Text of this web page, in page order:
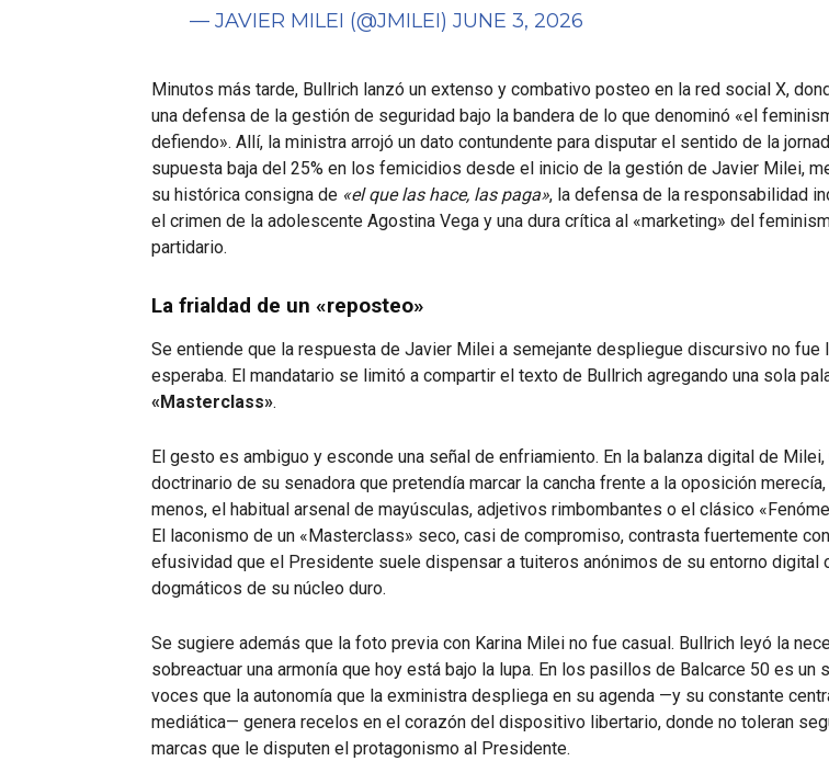
— JAVIER MILEI (@JMILEI) JUNE 3, 2026
Minutos más tarde, Bullrich lanzó un extenso y combativo posteo en la red social X,
una defensa de la gestión de seguridad bajo la bandera de lo que denominó «el
defiendo». Allí, la ministra arrojó un dato contundente para disputar el sentido de la
supuesta baja del 25% en los femicidios desde el inicio de la gestión de Javier Milei,
su histórica consigna de «el que las hace, las paga», la defensa de la responsabilidad
el crimen de la adolescente Agostina Vega y una dura crítica al «marketing» del
partidario.
La frialdad de un «reposteo»
Se entiende que la respuesta de Javier Milei a semejante despliegue discursivo no fue
esperaba. El mandatario se limitó a compartir el texto de Bullrich agregando una sola
«Masterclass».
El gesto es ambiguo y esconde una señal de enfriamiento. En la balanza digital de Milei,
doctrinario de su senadora que pretendía marcar la cancha frente a la oposición
menos, el habitual arsenal de mayúsculas, adjetivos rimbombantes o el clásico
El laconismo de un «Masterclass» seco, casi de compromiso, contrasta fuertemente
efusividad que el Presidente suele dispensar a tuiteros anónimos de su entorno digital
dogmáticos de su núcleo duro.
Se sugiere además que la foto previa con Karina Milei no fue casual. Bullrich leyó la
sobreactuar una armonía que hoy está bajo la lupa. En los pasillos de Balcarce 50 es un
voces que la autonomía que la exministra despliega en su agenda —y su constante
mediática— genera recelos en el corazón del dispositivo libertario, donde no toleran
marcas que le disputen el protagonismo al Presidente.